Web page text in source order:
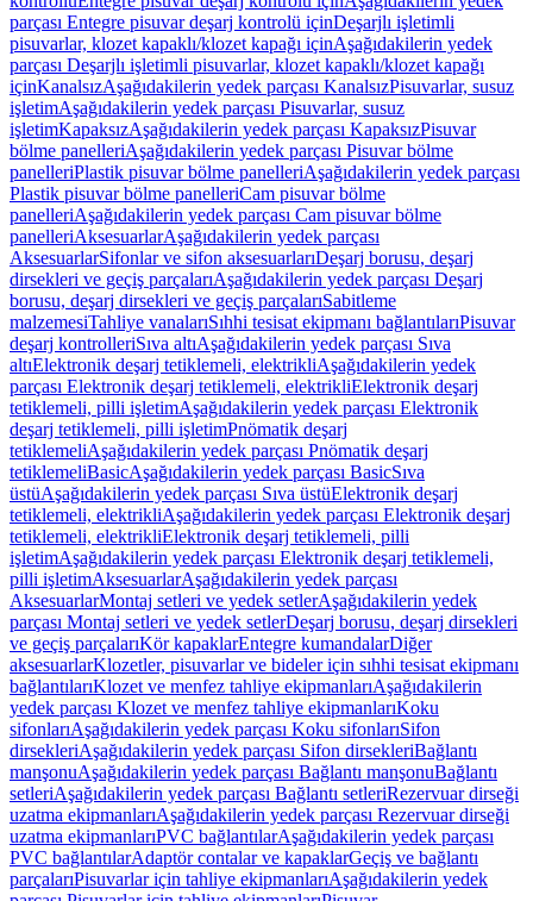
parçası Entegre pisuvar deşarj kontrolü içinDeşarjlı işletimli
pisuvarlar, klozet kapaklı/klozet kapağı içinAşağıdakilerin yedek
parçası Deşarjlı işletimli pisuvarlar, klozet kapaklı/klozet kapağı
içinKanalsızAşağıdakilerin yedek parçası KanalsızPisuvarlar, susuz
işletimAşağıdakilerin yedek parçası Pisuvarlar, susuz
işletimKapaksızAşağıdakilerin yedek parçası KapaksızPisuvar
bölme panelleriAşağıdakilerin yedek parçası Pisuvar bölme
panelleriPlastik pisuvar bölme panelleriAşağıdakilerin yedek parçası
Plastik pisuvar bölme panelleriCam pisuvar bölme
panelleriAşağıdakilerin yedek parçası Cam pisuvar bölme
panelleriAksesuarlarAşağıdakilerin yedek parçası
AksesuarlarSifonlar ve sifon aksesuarlarıDeşarj borusu, deşarj
dirsekleri ve geçiş parçalarıAşağıdakilerin yedek parçası Deşarj
borusu, deşarj dirsekleri ve geçiş parçalarıSabitleme
malzemesiTahliye vanalarıSıhhi tesisat ekipmanı bağlantılarıPisuvar
deşarj kontrolleriSıva altıAşağıdakilerin yedek parçası Sıva
altıElektronik deşarj tetiklemeli, elektrikliAşağıdakilerin yedek
parçası Elektronik deşarj tetiklemeli, elektrikliElektronik deşarj
tetiklemeli, pilli işletimAşağıdakilerin yedek parçası Elektronik
deşarj tetiklemeli, pilli işletimPnömatik deşarj
tetiklemeliAşağıdakilerin yedek parçası Pnömatik deşarj
tetiklemeliBasicAşağıdakilerin yedek parçası BasicSıva
üstüAşağıdakilerin yedek parçası Sıva üstüElektronik deşarj
tetiklemeli, elektrikliAşağıdakilerin yedek parçası Elektronik deşarj
tetiklemeli, elektrikliElektronik deşarj tetiklemeli, pilli
işletimAşağıdakilerin yedek parçası Elektronik deşarj tetiklemeli,
pilli işletimAksesuarlarAşağıdakilerin yedek parçası
AksesuarlarMontaj setleri ve yedek setlerAşağıdakilerin yedek
parçası Montaj setleri ve yedek setlerDeşarj borusu, deşarj dirsekleri
ve geçiş parçalarıKör kapaklarEntegre kumandalarDiğer
aksesuarlarKlozetler, pisuvarlar ve bideler için sıhhi tesisat ekipmanı
bağlantılarıKlozet ve menfez tahliye ekipmanlarıAşağıdakilerin
yedek parçası Klozet ve menfez tahliye ekipmanlarıKoku
sifonlarıAşağıdakilerin yedek parçası Koku sifonlarıSifon
dirsekleriAşağıdakilerin yedek parçası Sifon dirsekleriBağlantı
manşonuAşağıdakilerin yedek parçası Bağlantı manşonuBağlantı
setleriAşağıdakilerin yedek parçası Bağlantı setleriRezervuar dirseği
uzatma ekipmanlarıAşağıdakilerin yedek parçası Rezervuar dirseği
uzatma ekipmanlarıPVC bağlantılarAşağıdakilerin yedek parçası
PVC bağlantılarAdaptör contalar ve kapaklarGeçiş ve bağlantı
parçalarıPisuvarlar için tahliye ekipmanlarıAşağıdakilerin yedek